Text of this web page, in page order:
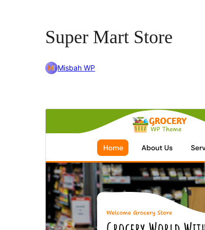
Super Mart Store
Misbah WP